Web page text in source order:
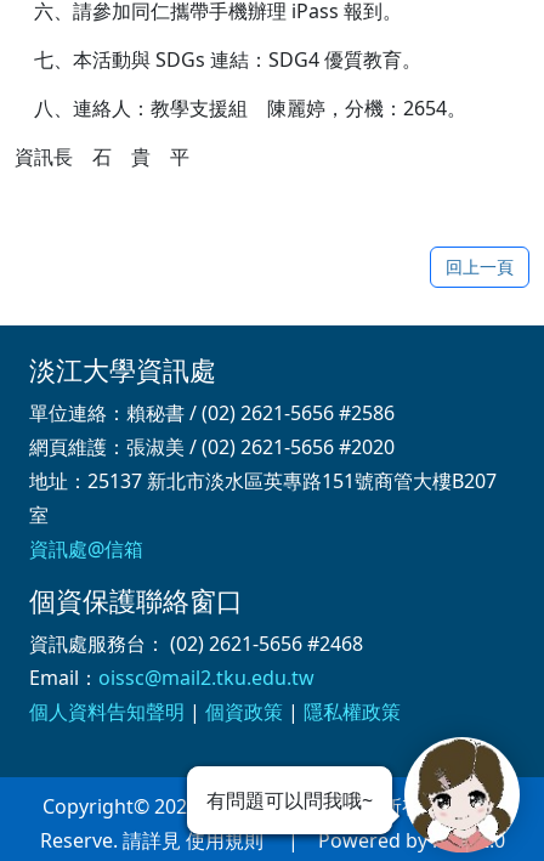
六、請參加同仁攜帶手機辦理 iPass 報到。
七、本活動與 SDGs 連結：SDG4 優質教育。
八、連絡人：教學支援組 陳麗婷，分機：2654。
資訊長 石 貴 平
回上一頁
淡江大學資訊處
單位連絡：賴秘書 / (02) 2621-5656 #2586
網頁維護：張淑美 / (02) 2621-5656 #2020
地址：25137 新北市淡水區英專路151號商管大樓B207
室
資訊處@信箱
個資保護聯絡窗口
資訊處服務台： (02) 2621-5656 #2468
Email： oissc@mail2.tku.edu.tw
個人資料告知聲明 | 個資政策 | 隱私權政策
Copyright© 2026 淡江大學資訊處 版權所有 All Right
Reserve. 請詳見 使用規則 | Powered by iWeb2.0
有問題可以問我哦~